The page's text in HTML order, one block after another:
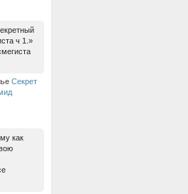
ч 1.»
Секрет
как